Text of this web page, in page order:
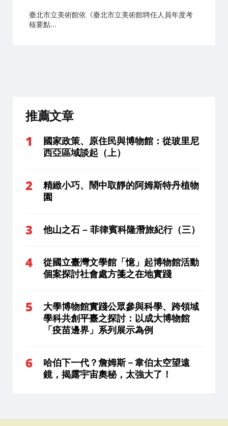
臺北市立美術館依《臺北市立美術館聘任人員年度考
核要點...
推薦文章
國家政策、原住民與博物館：從玻里尼
西亞區域談起（上）
精緻小巧、鬧中取靜的阿姆斯特丹植物
園
他山之石 – 菲律賓科隆潛旅紀行（三）
從國立臺灣文學館「憶」起博物館活動
個案探討社會處方箋之在地實踐
大學博物館實踐公眾參與科學、跨領域
學科共創平臺之探討：以成大博物館
「疫苗邊界」系列展示為例
哈伯下一代？詹姆斯－韋伯太空望遠
鏡，揭露宇宙奧秘，太強大了！